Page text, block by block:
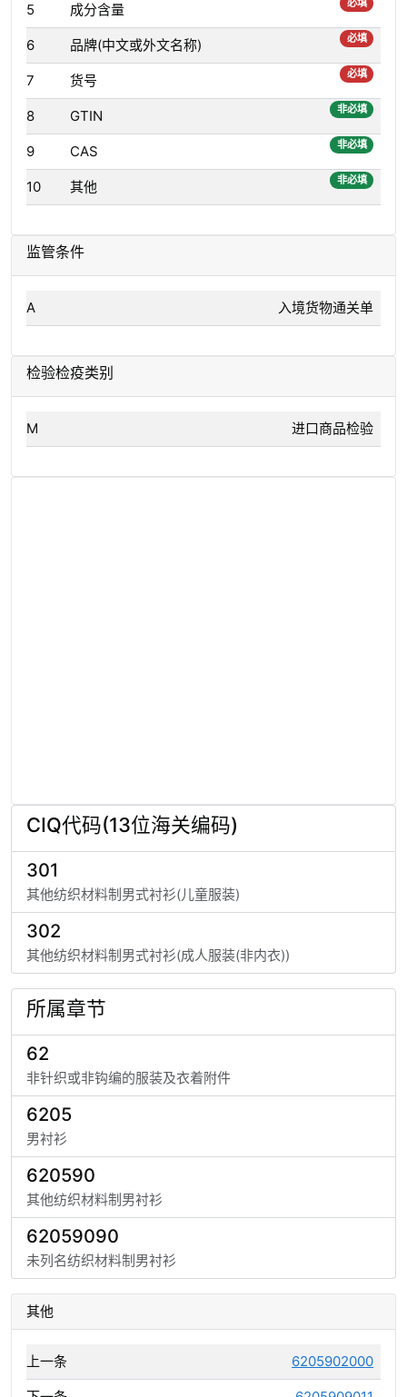
5 成分含量 必填
6 品牌(中文或外文名称) 必填
7 货号 必填
8 GTIN 非必填
9 CAS 非必填
10 其他 非必填
监管条件
A 入境货物通关单
检验检疫类别
M 进口商品检验
CIQ代码(13位海关编码)
301
其他纺织材料制男式衬衫(儿童服装)
302
其他纺织材料制男式衬衫(成人服装(非内衣))
所属章节
62
非针织或非钩编的服装及衣着附件
6205
男衬衫
620590
其他纺织材料制男衬衫
62059090
未列名纺织材料制男衬衫
其他
上一条 6205902000